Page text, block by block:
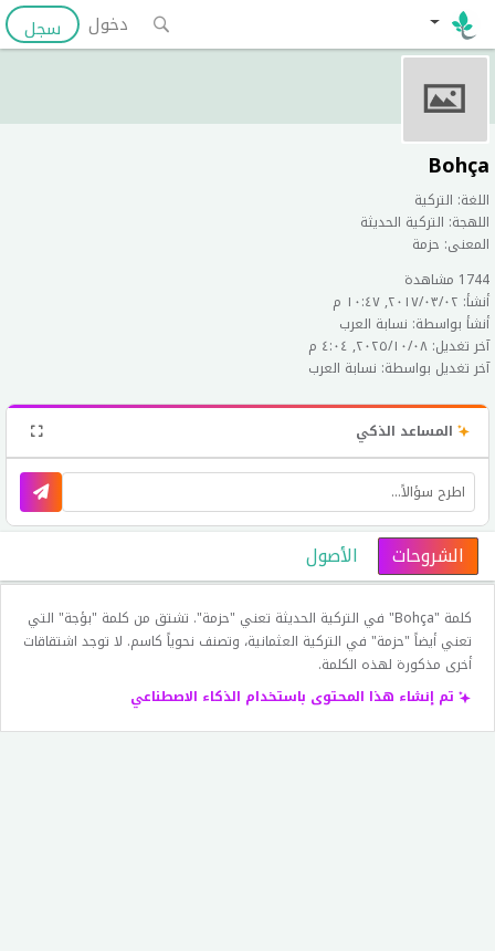
دخول سجل
Bohça
اللغة: التركية
اللهجة: التركية الحديثة
المعنى: حزمة
1744 مشاهدة
أنشأ: ٠٢‏/٠٣‏/٢٠١٧, ١٠:٤٧ م
أنشأ بواسطة: نسابة العرب
آخر تغديل: ٠٨‏/١٠‏/٢٠٢٥, ٤:٠٤ م
آخر تغديل بواسطة: نسابة العرب
المساعد الذكي
الشروحات الأصول
كلمة "Bohça" في التركية الحديثة تعني "حزمة". تشتق من كلمة "بؤجة" التي
تعني أيضاً "حزمة" في التركية العثمانية، وتصنف نحوياً كاسم. لا توجد اشتقاقات
أخرى مذكورة لهذه الكلمة.
تم إنشاء هذا المحتوى باستخدام الذكاء الاصطناعي